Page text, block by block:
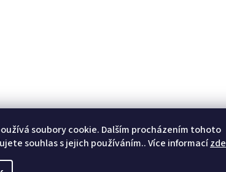
soubory cookie. Dalším procházením tohoto
souhlas s jejich používáním.. Více informacízde